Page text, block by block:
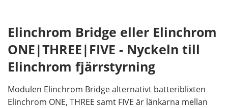
Elinchrom Bridge eller Elinchrom
ONE|THREE|FIVE - Nyckeln till
Elinchrom fjärrstyrning
Modulen Elinchrom Bridge alternativt batteriblixten
Elinchrom ONE, THREE samt FIVE är länkarna mellan